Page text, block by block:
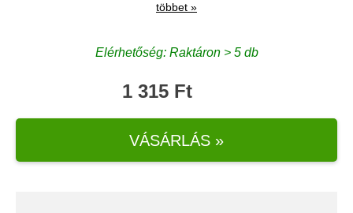
többet »
Elérhetőség: Raktáron > 5 db
1 315 Ft
VÁSÁRLÁS »